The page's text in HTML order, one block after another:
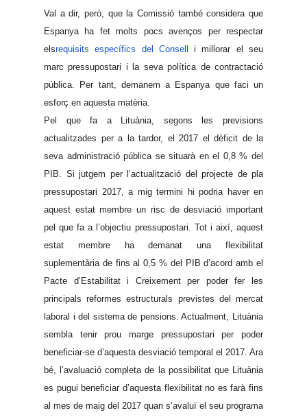
Val a dir, però, que la Comissió també considera que
Espanya ha fet molts pocs avenços per respectar
elsrequisits específics del Consell i millorar el seu
marc pressupostari i la seva política de contractació
pública. Per tant, demanem a Espanya que faci un
esforç en aquesta matèria.
Pel que fa a Lituània, segons les previsions
actualitzades per a la tardor, el 2017 el dèficit de la
seva administració pública se situarà en el 0,8 % del
PIB. Si jutgem per l’actualització del projecte de pla
pressupostari 2017, a mig termini hi podria haver en
aquest estat membre un risc de desviació important
pel que fa a l’objectiu pressupostari. Tot i així, aquest
estat membre ha demanat una flexibilitat
suplementària de fins al 0,5 % del PIB d’acord amb el
Pacte d’Estabilitat i Creixement per poder fer les
principals reformes estructurals previstes del mercat
laboral i del sistema de pensions. Actualment, Lituània
sembla tenir prou marge pressupostari per poder
beneficiar-se d’aquesta desviació temporal el 2017. Ara
bé, l’avaluació completa de la possibilitat que Lituània
es pugui beneficiar d’aquesta flexibilitat no es farà fins
al mes de maig del 2017 quan s’avaluï el seu programa